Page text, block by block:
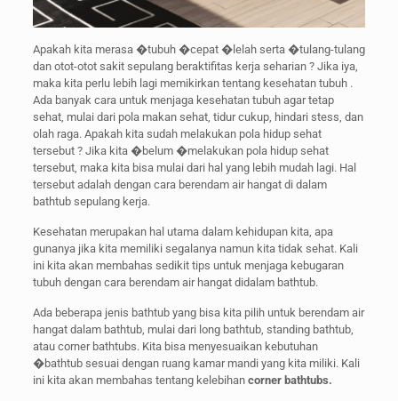
Apakah kita merasa �tubuh �cepat �lelah serta �tulang-tulang
dan otot-otot sakit sepulang beraktifitas kerja seharian ? Jika iya,
maka kita perlu lebih lagi memikirkan tentang kesehatan tubuh .
Ada banyak cara untuk menjaga kesehatan tubuh agar tetap
sehat, mulai dari pola makan sehat, tidur cukup, hindari stess, dan
olah raga. Apakah kita sudah melakukan pola hidup sehat
tersebut ? Jika kita �belum �melakukan pola hidup sehat
tersebut, maka kita bisa mulai dari hal yang lebih mudah lagi. Hal
tersebut adalah dengan cara berendam air hangat di dalam
bathtub sepulang kerja.
Kesehatan merupakan hal utama dalam kehidupan kita, apa
gunanya jika kita memiliki segalanya namun kita tidak sehat. Kali
ini kita akan membahas sedikit tips untuk menjaga kebugaran
tubuh dengan cara berendam air hangat didalam bathtub.
Ada beberapa jenis bathtub yang bisa kita pilih untuk berendam air
hangat dalam bathtub, mulai dari long bathtub, standing bathtub,
atau corner bathtubs. Kita bisa menyesuaikan kebutuhan
�bathtub sesuai dengan ruang kamar mandi yang kita miliki. Kali
ini kita akan membahas tentang kelebihan corner bathtubs.